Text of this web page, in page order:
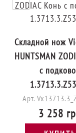
Складной нож
HUNTSMAN
с
Арт.
3 258